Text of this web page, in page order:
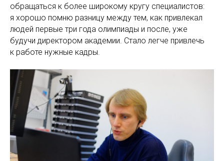
обращаться к более широкому кругу специалистов:
я хорошо помню разницу между тем, как привлекал
людей первые три года олимпиады и после, уже
будучи директором академии. Стало легче привлечь
к работе нужные кадры.